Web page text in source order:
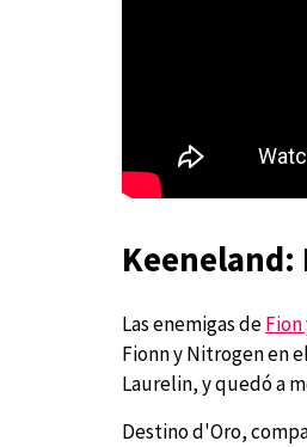
Las enemigas de
Fionn y Nitrogen en
Laurelin, y quedó a
Destino d'Oro,